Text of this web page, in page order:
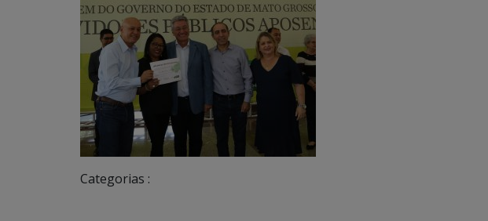
Categorias :